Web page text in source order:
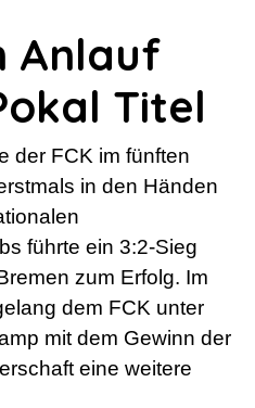
Anlauf
Titel
der FCK im fünften
in den Händen
führte ein 3:2-Sieg
zum Erfolg. Im
dem FCK unter
mit dem Gewinn der
eine weitere